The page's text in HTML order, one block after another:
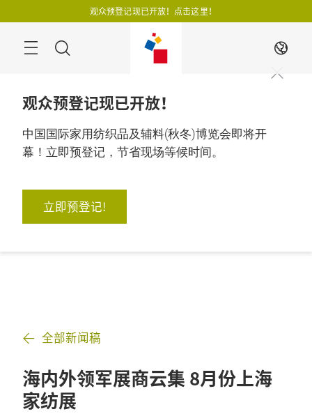
过
观众预登记现已开放！点击这里！
ZH
观众预登记现已开放！
中国国际家用纺织品及辅料(秋冬)博览会即将开
幕！立即预登记，节省现场等候时间。
立即预登记!
全部新闻稿
海内外领军展商云集 8月份上海
家纺展